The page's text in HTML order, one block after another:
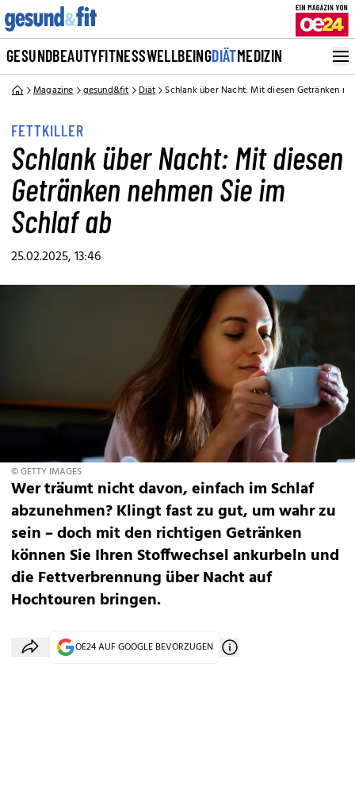
GESUNDBEAUTYFITNESSWELLBEINGDIÄTMEDIZIN
Magazine gesund&fit Diät Schlank über Nacht: Mit diesen Getränken
FETTKILLER
Schlank über Nacht: Mit diesen
Getränken nehmen Sie im
Schlaf ab
25.02.2025, 13:46
© GETTY IMAGES
Wer träumt nicht davon, einfach im Schlaf
abzunehmen? Klingt fast zu gut, um wahr zu
sein – doch mit den richtigen Getränken
können Sie Ihren Stoffwechsel ankurbeln und
die Fettverbrennung über Nacht auf
Hochtouren bringen.
OE24 AUF GOOGLE BEVORZUGEN